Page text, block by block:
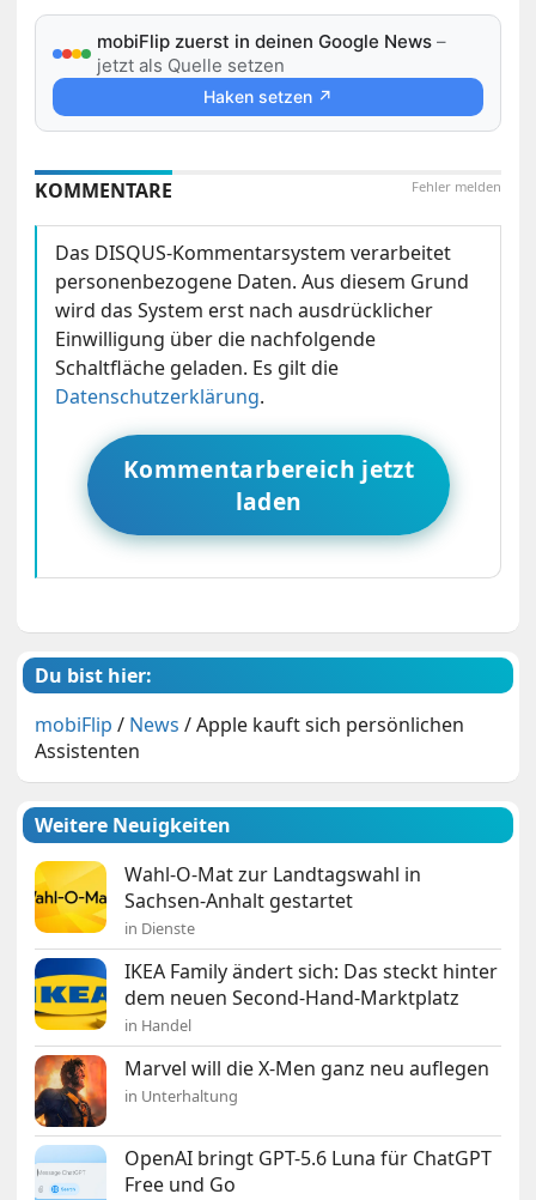
mobiFlip zuerst in deinen Google News –
jetzt als Quelle setzen
Haken setzen ↗
Fehler melden
KOMMENTARE
Das DISQUS-Kommentarsystem verarbeitet
personenbezogene Daten. Aus diesem Grund
wird das System erst nach ausdrücklicher
Einwilligung über die nachfolgende
Schaltfläche geladen. Es gilt die
Datenschutzerklärung.
Kommentarbereich jetzt
laden
Du bist hier:
mobiFlip / News /Apple kauft sich persönlichen
Assistenten
Weitere Neuigkeiten
Wahl-O-Mat zur Landtagswahl in
Sachsen-Anhalt gestartet
in Dienste
IKEA Family ändert sich: Das steckt hinter
dem neuen Second-Hand-Marktplatz
in Handel
Marvel will die X-Men ganz neu auflegen
in Unterhaltung
OpenAI bringt GPT-5.6 Luna für ChatGPT
Free und Go